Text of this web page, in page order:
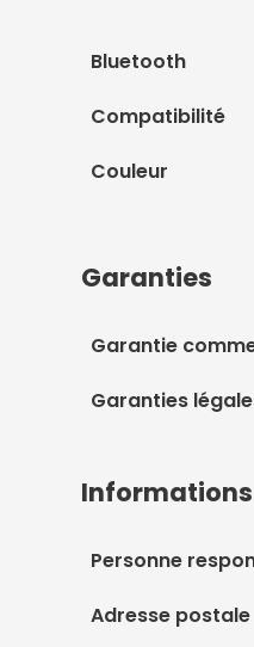
Bluetooth
Compatibilité
Couleur
Garanties
Garantie
Garanties
Personne
Adresse postale